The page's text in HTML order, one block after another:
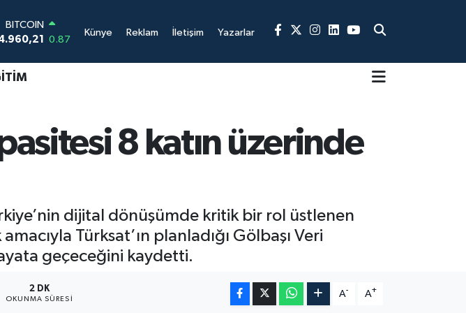
DOLAR
0.18
STERLİN
2.59
BİST100
13.773 -19
Künye Reklam İletişim Yazarlar
8 katın üzerinde
dijital dönüşümde kritik bir rol üstlenen
Türksat’ın planladığı Gölbaşı Veri
geçeceğini kaydetti.
2 DK
OKUNMA SÜRESI
A- A+